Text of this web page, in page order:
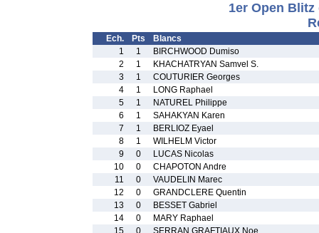
1er Open
Ech. Pts
Blancs
1
1
BIRCHWOOD Dumiso
2
1
KHACHATRYAN Samvel S.
3
1
COUTURIER Georges
4
1
LONG Raphael
5
1
NATUREL Philippe
6
1
SAHAKYAN Karen
7
1
BERLIOZ Eyael
8
1
WILHELM Victor
9
0
LUCAS Nicolas
10
0
CHAPOTON Andre
11
0
VAUDELIN Marec
12
0
GRANDCLERE Quentin
13
0
BESSET Gabriel
14
0
MARY Raphael
15
0
SERRAN GRAFTIAUX Noe